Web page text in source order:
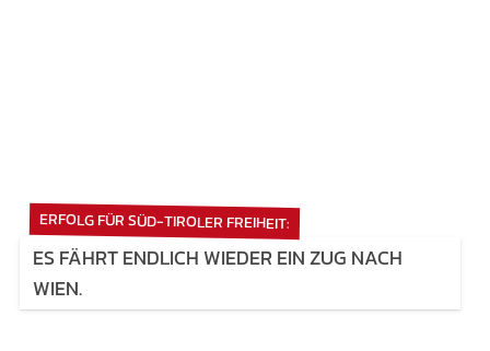
ERFOLG FÜR SÜD-TIROLER FREIHEIT:
ES FÄHRT ENDLICH WIEDER EIN ZUG NACH
WIEN.